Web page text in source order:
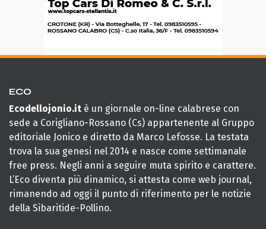
ECO
Ecodellojonio.it è un giornale on-line calabrese con
sede a Corigliano-Rossano (Cs) appartenente al Gruppo
editoriale Jonico e diretto da Marco Lefosse. La testata
trova la sua genesi nel 2014 e nasce come settimanale
free press. Negli anni a seguire muta spirito e carattere.
L’Eco diventa più dinamico, si attesta come web journal,
rimanendo ad oggi il punto di riferimento per le notizie
della Sibaritide-Pollino.